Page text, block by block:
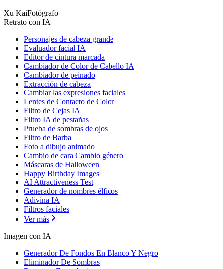
Xu KaiFotógrafo
Retrato con IA
Personajes de cabeza grande
Evaluador facial IA
Editor de cintura marcada
Cambiador de Color de Cabello IA
Cambiador de peinado
Extracción de cabeza
Cambiar las expresiones faciales
Lentes de Contacto de Color
Filtro de Cejas IA
Filtro IA de pestañas
Prueba de sombras de ojos
Filtro de Barba
Foto a dibujo animado
Cambio de cara Cambio género
Máscaras de Halloween
Happy Birthday Images
AI Attractiveness Test
Generador de nombres élficos
Adivina IA
Filtros faciales
Ver más
Imagen con IA
Generador De Fondos En Blanco Y Negro
Eliminador De Sombras